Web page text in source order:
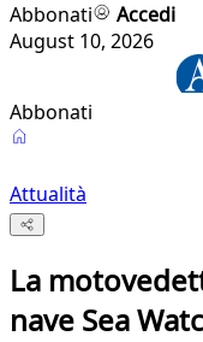
Abbonati
Accedi
August 10, 2026
Abbonati
Attualità
La
nave Sea